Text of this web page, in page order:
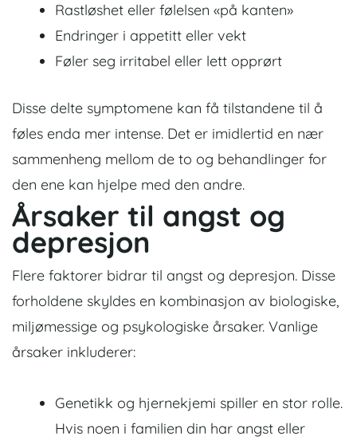
Rastløshet eller følelsen «på kanten»
Endringer i appetitt eller vekt
Føler seg irritabel eller lett opprørt
Disse delte symptomene kan få tilstandene til å
føles enda mer intense. Det er imidlertid en nær
sammenheng mellom de to og behandlinger for
den ene kan hjelpe med den andre.
Årsaker til angst og
depresjon
Flere faktorer bidrar til angst og depresjon. Disse
forholdene skyldes en kombinasjon av biologiske,
miljømessige og psykologiske årsaker. Vanlige
årsaker inkluderer:
Genetikk og hjernekjemi spiller en stor rolle.
Hvis noen i familien din har angst eller